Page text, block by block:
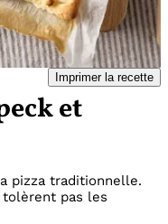
Imprimer la recette
et
pizza traditionnelle.
pas les